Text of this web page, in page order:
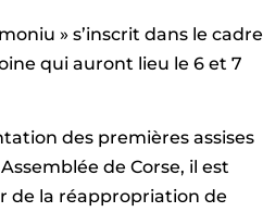
» s’inscrit dans le cadre
qui auront lieu le 6 et 7
des premières assises
de Corse, il est
de la réappropriation de